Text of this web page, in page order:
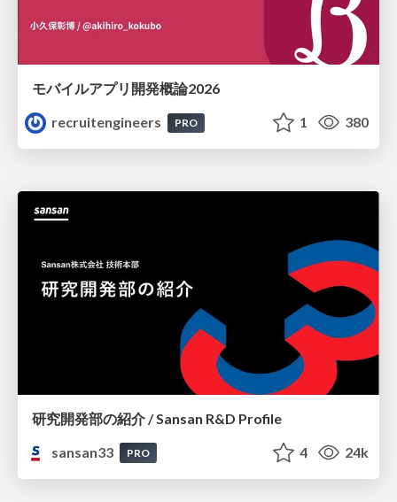
モバイルアプリ開発概論2026
recruitengineers
PRO 1 380
研究開発部の紹介 / Sansan R&D Profile
sansan33
PRO 4 24k